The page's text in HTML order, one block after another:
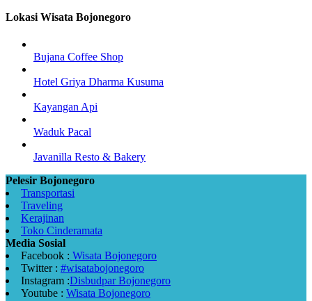
Lokasi Wisata Bojonegoro
Bujana Coffee Shop
Hotel Griya Dharma Kusuma
Kayangan Api
Waduk Pacal
Javanilla Resto & Bakery
Pelesir Bojonegoro
Transportasi
Traveling
Kerajinan
Toko Cinderamata
Media Sosial
Facebook : Wisata Bojonegoro
Twitter : #wisatabojonegoro
Instagram :Disbudpar Bojonegoro
Youtube : Wisata Bojonegoro